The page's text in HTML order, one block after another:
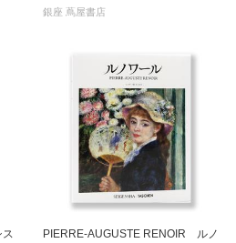
銀座 蔦屋書店
ス
PIERRE-AUGUSTE RENOIR ルノ